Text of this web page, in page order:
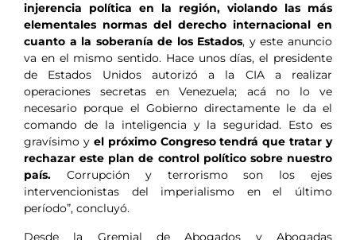
injerencia política en la región, violando las más
elementales normas del derecho internacional en
cuanto a la soberanía de los Estados, y este anuncio
va en el mismo sentido. Hace unos días, el presidente
de Estados Unidos autorizó a la CIA a realizar
operaciones secretas en Venezuela; acá no lo ve
necesario porque el Gobierno directamente le da el
comando de la inteligencia y la seguridad. Esto es
gravísimo y el próximo Congreso tendrá que tratar y
rechazar este plan de control político sobre nuestro
país. Corrupción y terrorismo son los ejes
intervencionistas del imperialismo en el último
período”, concluyó.
Desde la Gremial de Abogados y Abogadas